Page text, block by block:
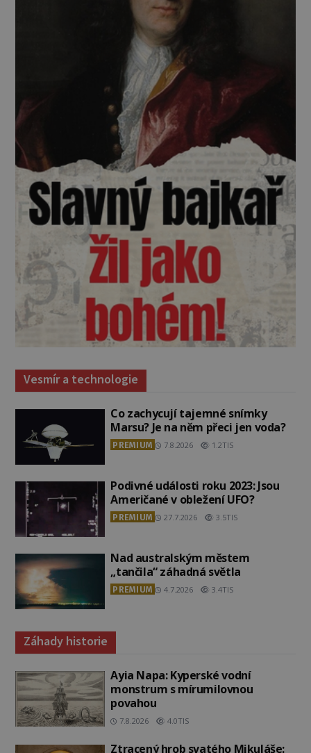
Vesmír a technologie
Co zachycují tajemné snímky
Marsu? Je na něm přeci jen voda?
PREMIUM 7.8.2026 1.2TIS
Podivné události roku 2023: Jsou
Američané v obležení UFO?
PREMIUM 27.7.2026 3.5TIS
Nad australským městem
„tančila“ záhadná světla
PREMIUM 4.7.2026 3.4TIS
Záhady historie
Ayia Napa: Kyperské vodní
monstrum s mírumilovnou
povahou
7.8.2026 4.0TIS
Ztracený hrob svatého Mikuláše: